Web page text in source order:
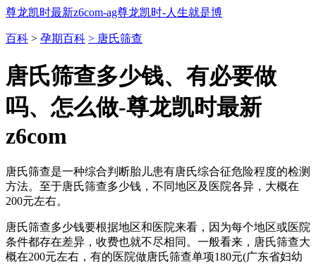
尊龙凯时最新z6com-ag尊龙凯时-人生就是博
百科 > 孕期百科 > 唐氏筛查
唐氏筛查多少钱、有必要做
吗、怎么做-尊龙凯时最新
z6com
唐氏筛查是一种综合判断胎儿患有唐氏综合征危险程度的检测
方法。至于唐氏筛查多少钱，不同地区及医院各异，大概在
200元左右。
唐氏筛查多少钱要根据地区和医院来看，因为每个地区或医院
条件都存在差异，收费也就不尽相同。一般看来，唐氏筛查大
概在200元左右，有的医院做唐氏筛查单项180元(广东省妇幼